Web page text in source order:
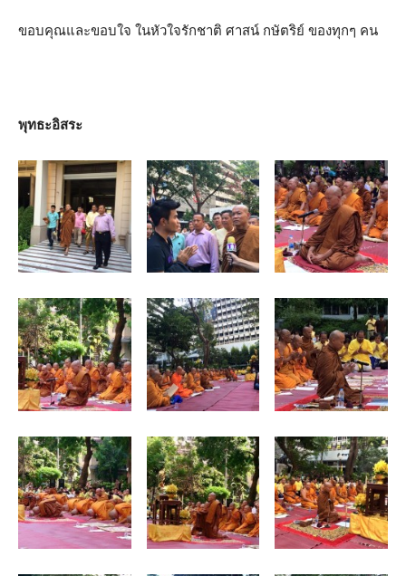
ขอบคุณและขอบใจ ในหัวใจรักชาติ ศาสน์ กษัตริย์ ของทุกๆ คน
พุทธะอิสระ